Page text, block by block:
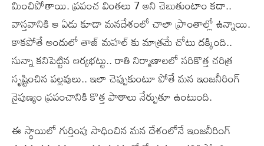
మించిపోతాయి. ప్రపంచ వింతలు 7 అని చెబుతుంటాం కదా..
వాస్తవానికి ఆ ఏడు కూడా మనదేశంలో చాలా ప్రాంతాల్లో ఉన్నాయి.
కాకపోతే అందులో తాజ్ మహల్ కు మాత్రమే చోటు దక్కింది..
సున్నా కనిపెట్టిన ఆర్యభట్టు.. రాతి నిర్మాణాలలో సరికొత్త చరిత్ర
సృష్టించిన పల్లవులు.. ఇలా చెప్పుకుంటూ పోతే మన ఇంజనీరింగ్
నైపుణ్యం ప్రపంచానికి కొత్త పాఠాలు నేర్పుతూ ఉంటుంది.
ఈ స్థాయిలో గుర్తింపు సాధించిన మన దేశంలోనే ఇంజనీరింగ్